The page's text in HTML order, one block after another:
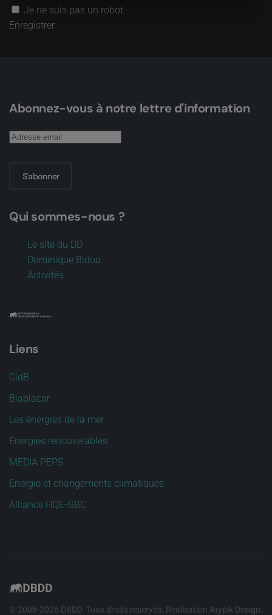
Je ne suis pas un robot
Enregistrer
Abonnez-vous à notre lettre d'information
S'abonner
Qui sommes-nous ?
Le site du DD
Dominique Bidou
Activités
Liens
CidB
Blablacar
Les énergies de la mer
Énergies renouvelables
MEDIA PEPS
Energie et changements climatiques
Alliance HQE-GBC
© 2006-2026 DBDD. Tous droits réservés. Réalisation Atypik Design